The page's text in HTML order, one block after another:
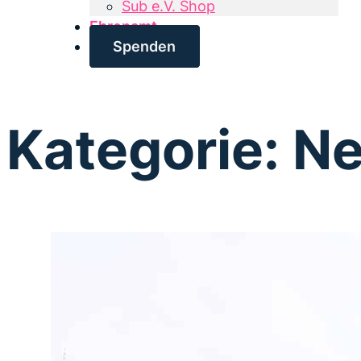
Sub e.V. Shop
Ehrenamt
Spenden
Kategorie: